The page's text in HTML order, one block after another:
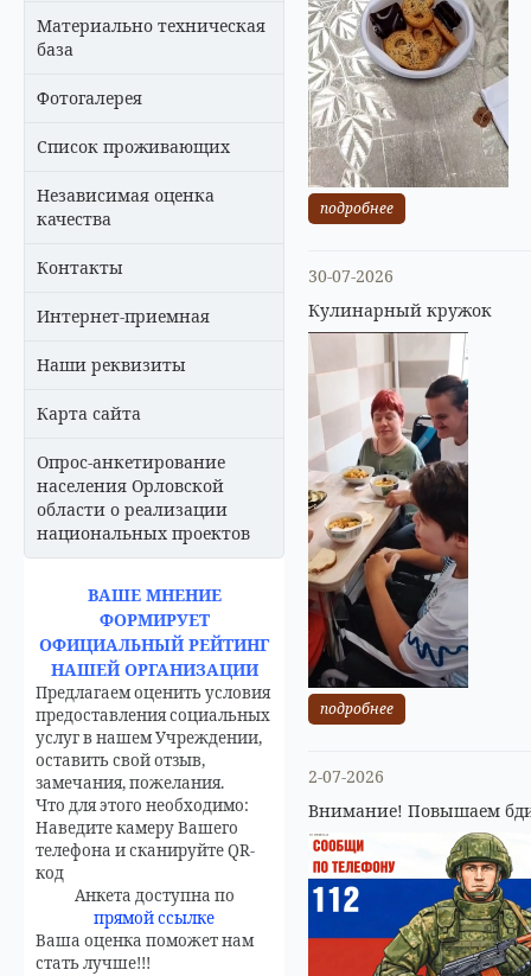
Материально техническая
база
Фотогалерея
Список проживающих
Независимая оценка
качества
Контакты
Интернет-приемная
Наши реквизиты
Карта сайта
Опрос-анкетирование
населения Орловской
области о реализации
национальных проектов
ВАШЕ МНЕНИЕ
ФОРМИРУЕТ
ОФИЦИАЛЬНЫЙ РЕЙТИНГ
НАШЕЙ ОРГАНИЗАЦИИ
Предлагаем оценить условия
предоставления социальных
услуг в нашем Учреждении,
оставить свой отзыв,
замечания, пожелания.
Что для этого необходимо:
Наведите камеру Вашего
телефона и сканируйте QR-
код
Анкета доступна по
прямой ссылке
Ваша оценка поможет нам
стать лучше!!!
подробнее
30-07-2026
Кулинарный кружок
подробнее
2-07-2026
Внимание! Повышаем